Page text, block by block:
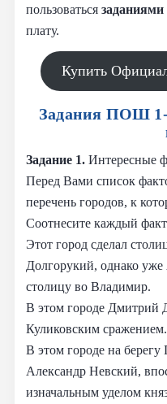
пользоваться заданиями
плату.
Купить
Задания ПОШ 1-
Задание 1. Интересные
Перед Вами список
перечень городов, к
Соотнесите каждый
Этот город сделал
Долгорукий, однако
столицу во Владимир.
В этом городе Дмитрий
Куликовским сражением.
В этом городе на берегу
Александр Невский,
изначальным уделом